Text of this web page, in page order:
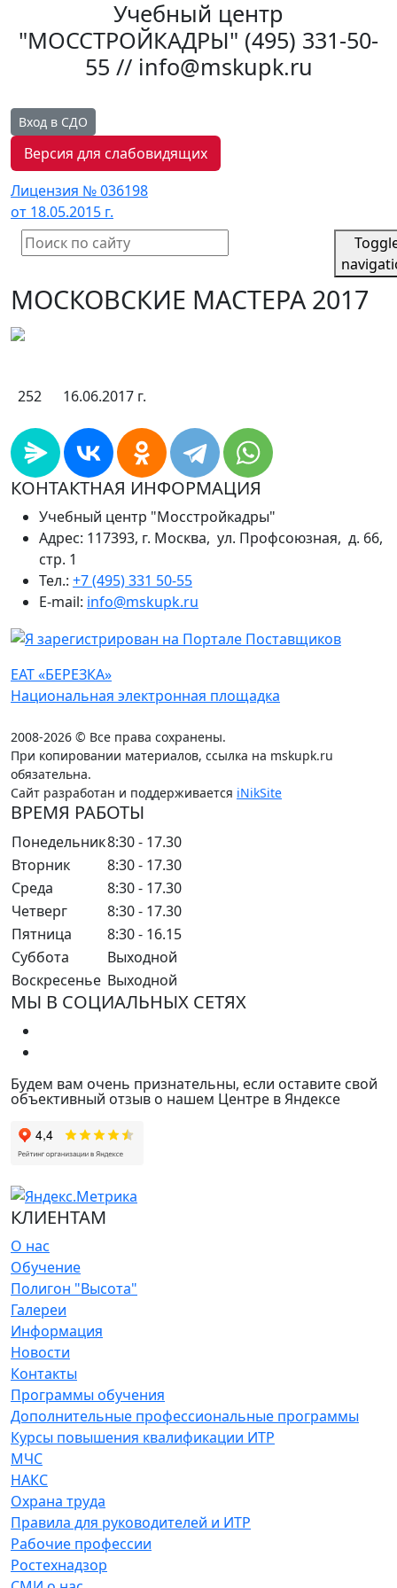
Учебный центр
"МОССТРОЙКАДРЫ" (495) 331-50-
55 // info@mskupk.ru
Вход в СДО
Версия для слабовидящих
Лицензия № 036198
от 18.05.2015 г.
МОСКОВСКИЕ МАСТЕРА 2017
252 16.06.2017 г.
КОНТАКТНАЯ ИНФОРМАЦИЯ
Учебный центр "Мосстройкадры"
Адрес: 117393, г. Москва, ул. Профсоюзная, д. 66,
стр. 1
Тел.: +7 (495) 331 50-55
E-mail: info@mskupk.ru
ЕАТ «БЕРЕЗКА»
Национальная электронная площадка
2008-2026 © Все права сохранены.
При копировании материалов, ссылка на mskupk.ru
обязательна.
Сайт разработан и поддерживается iNikSite
ВРЕМЯ РАБОТЫ
Понедельник8:30 - 17.30
Вторник
8:30 - 17.30
Среда
8:30 - 17.30
Четверг
8:30 - 17.30
Пятница
8:30 - 16.15
Суббота
Выходной
Воскресенье Выходной
МЫ В СОЦИАЛЬНЫХ СЕТЯХ
Будем вам очень признательны, если оставите свой
объективный отзыв о нашем Центре в Яндексе
КЛИЕНТАМ
О нас
Обучение
Полигон "Высота"
Галереи
Информация
Новости
Контакты
Программы обучения
Дополнительные профессиональные программы
Курсы повышения квалификации ИТР
МЧС
НАКС
Охрана труда
Правила для руководителей и ИТР
Рабочие профессии
Ростехнадзор